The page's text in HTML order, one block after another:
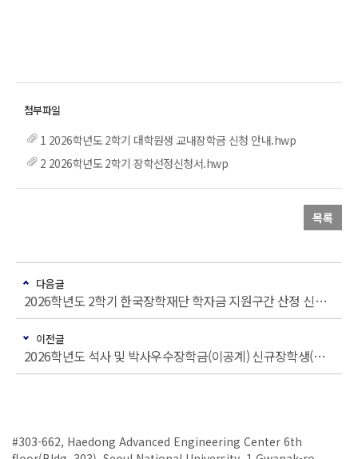
1 2026학년도 2학기 대학원생 교내장학금 신청 안내.hwp
2 2026학년도 2학기 장학선정신청서.hwp
목록
다음글
2026학년도 2학기 한국장학재단 학자금 지원구간 산정 신청 안내(장학금 신청자 필수)
이전글
2026학년도 석사 및 박사우수장학금(이공계) 신규장학생(생활비) 선발 안내(~5/22, 11시까지)
#303-662, Haedong Advanced Engineering Center 6th